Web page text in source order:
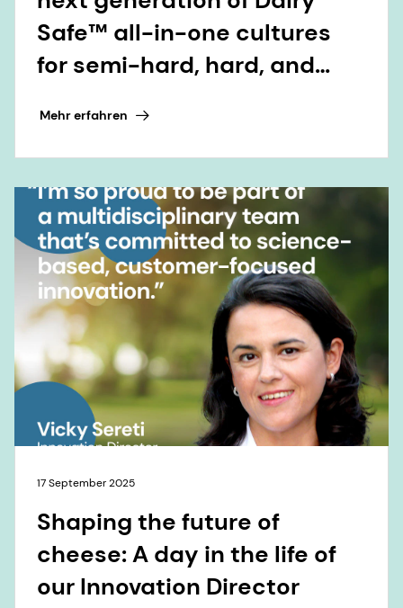
Safe™ all-in-one cultures
for semi-hard, hard, and
varieties
Mehr erfahren
17 September 2025
Shaping the future of
cheese: A day in the life of
our Innovation Director